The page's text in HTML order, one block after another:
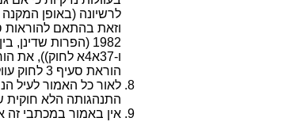
לרשיונה (באופן
הוראת סעיף 3 לחוק עוולות מסחריות, תשנ"ט – 1999.
לאור כל האמור לעיל
התנהגותה הלא
אין באמור במכתבי זה